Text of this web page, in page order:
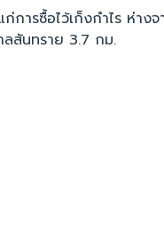
การซื้อไว้เก็งกำไร ห่า
ลสันทราย 3.7 กม.